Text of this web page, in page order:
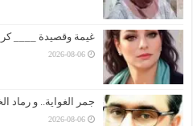
غيمة وقصيدة ____
2026-08-06
جمر الغواية.. و رماد
2026-08-06